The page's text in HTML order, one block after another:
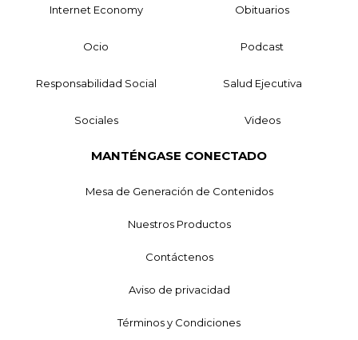
Internet Economy Obituarios
Ocio Podcast
Responsabilidad Social Salud Ejecutiva
Sociales Videos
MANTÉNGASE CONECTADO
Mesa de Generación de Contenidos
Nuestros Productos
Contáctenos
Aviso de privacidad
Términos y Condiciones